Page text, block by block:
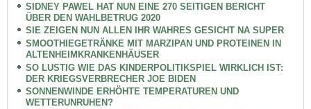
SIDNEY PAWEL HAT NUN EINE 270 SEITIGEN BERICHT
ÜBER DEN WAHLBETRUG 2020
SIE ZEIGEN NUN ALLEN IHR WAHRES GESICHT NA SUPER
SMOOTHIEGETRÄNKE MIT MARZIPAN UND PROTEINEN IN
ALTENHEIMKRANKENHÄUSER
SO LUSTIG WIE DAS KINDERPOLITIKSPIEL WIRKLICH IST:
DER KRIEGSVERBRECHER JOE BIDEN
SONNENWINDE ERHÖHTE TEMPERATUREN UND
WETTERUNRUHEN?